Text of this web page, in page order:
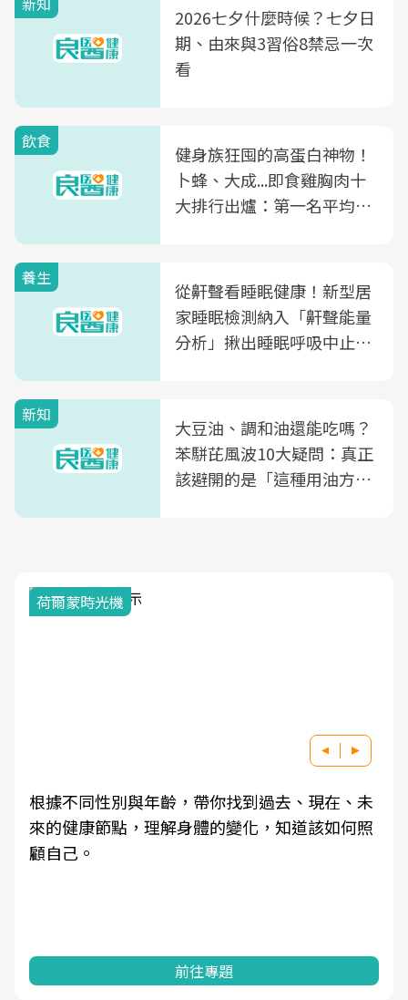
2026七夕什麼時候？七夕日
期、由來與3習俗8禁忌一次
看
飲食
健身族狂囤的高蛋白神物！
卜蜂、大成...即食雞胸肉十
大排行出爐：第一名平均一
養生
從鼾聲看睡眠健康！新型居
家睡眠檢測納入「鼾聲能量
分析」揪出睡眠呼吸中止症
新知
大豆油、調和油還能吃嗎？
苯駢芘風波10大疑問：真正
該避開的是「這種用油方
荷爾蒙時光機
根據不同性別與年齡，帶你找到過去、現在、未
來的健康節點，理解身體的變化，知道該如何照
顧自己。
前往專題